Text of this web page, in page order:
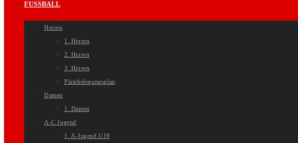
FUSSBALL
Herren
1. Herren
2. Herren
3. Herren
Platzbelegungsplan
Damen
1. Damen
A-C Jugend
1. A-Jugend U19